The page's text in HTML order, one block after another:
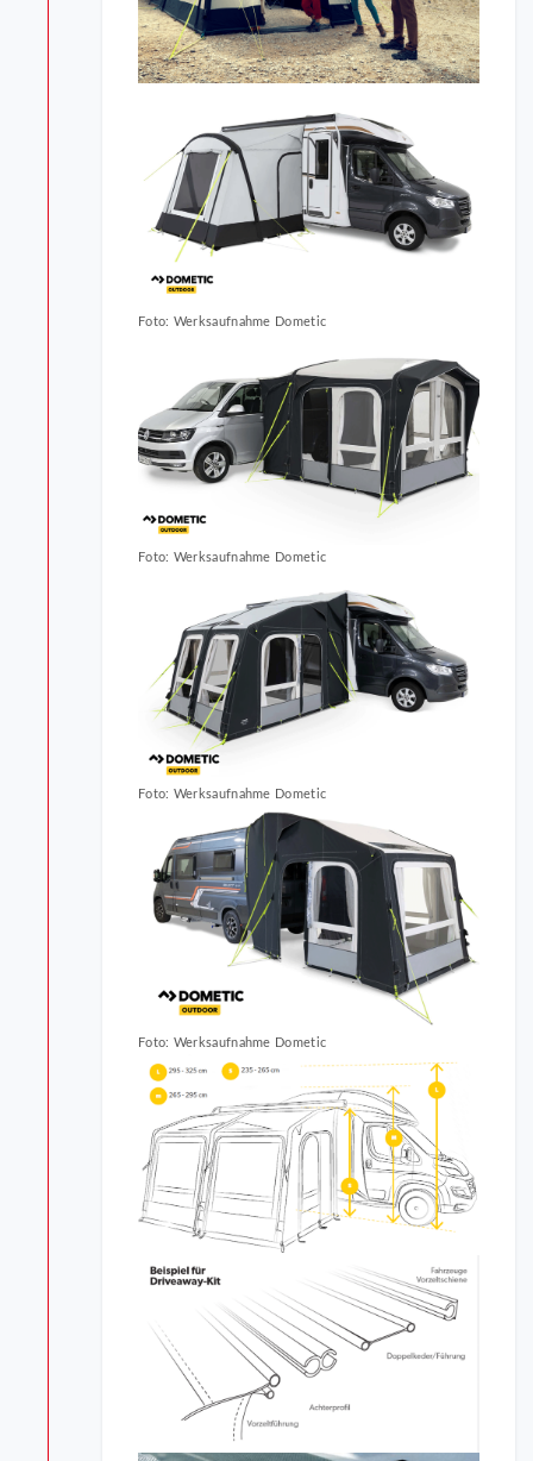
Foto: Werksaufnahme Dometic
Foto: Werksaufnahme Dometic
Foto: Werksaufnahme Dometic
Foto: Werksaufnahme Dometic